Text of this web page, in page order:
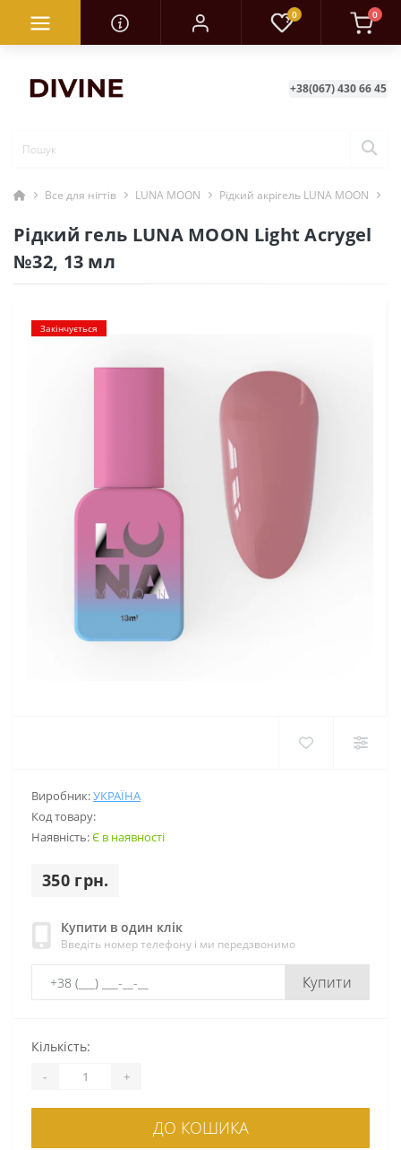
0 0
+38(067) 430 66 45
Все для нігтів LUNA MOON Рідкий акрігель LUNA MOON
Рідкий гель LUNA MOON Light Acrygel
№32, 13 мл
Закінчується
Виробник:УКРАЇНА
Код товару:
Наявність:Є в наявності
350 грн.
Купити в один клік
Введіть номер телефону і ми передзвонимо
Купити
Кількість:
- +
ДО КОШИКА